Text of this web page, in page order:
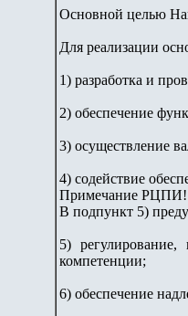
Основной целью
Для реализации
1) разработка и
2) обеспечение
3) осуществление
4) содействие
Примечание РЦПИ!
В подпункт 5)
5)
компетенции;
6) обеспечение